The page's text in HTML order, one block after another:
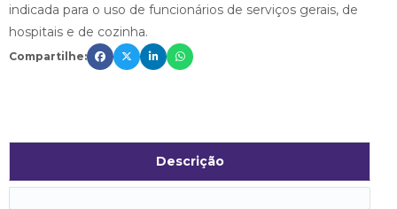
indicada para o uso de funcionários de serviços gerais, de
hospitais e de cozinha.
Compartilhe:
Descrição